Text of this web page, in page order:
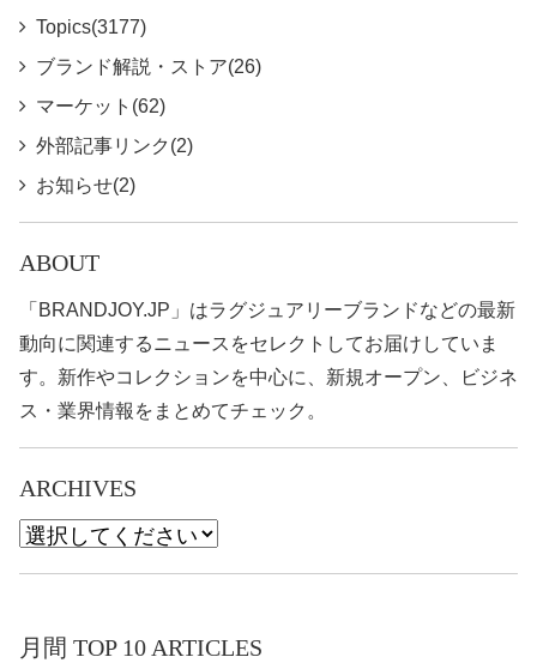
Topics(3177)
ブランド解説・ストア(26)
マーケット(62)
外部記事リンク(2)
お知らせ(2)
ABOUT
「BRANDJOY.JP」はラグジュアリーブランドなどの最新
動向に関連するニュースをセレクトしてお届けしていま
す。新作やコレクションを中心に、新規オープン、ビジネ
ス・業界情報をまとめてチェック。
ARCHIVES
月間 TOP 10 ARTICLES